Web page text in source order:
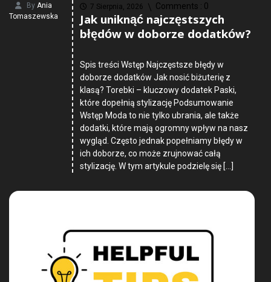
By Ania
Tomaszewska
7 Sierpnia, 2026 Comments : 0
Jak uniknąć najczęstszych
błędów w doborze dodatków?
Spis treści Wstęp Najczęstsze błędy w
doborze dodatków Jak nosić biżuterię z
klasą? Torebki – kluczowy dodatek Paski,
które dopełnią stylizację Podsumowanie
Wstęp Moda to nie tylko ubrania, ale także
dodatki, które mają ogromny wpływ na nasz
wygląd. Często jednak popełniamy błędy w
ich doborze, co może zrujnować całą
stylizację. W tym artykule podzielę się […]